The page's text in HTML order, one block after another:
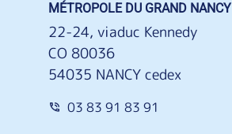
MÉTROPOLE DU GRAND NANCY
22-24, viaduc Kennedy
CO 80036
54035 NANCY cedex
03 83 91 83 91